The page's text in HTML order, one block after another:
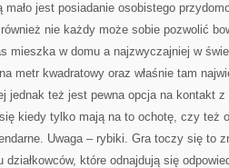
jest posiadanie osobistego
nie każdy może sobie pozwolić
mieszka w domu a najzwyczajniej w
metr kwadratowy oraz właśnie tam
jednak też jest pewna opcja na kontakt z
kiedy tylko mają na to ochotę, czy też
Uwaga – rybiki. Gra toczy się to
działkowców, które odnajdują się